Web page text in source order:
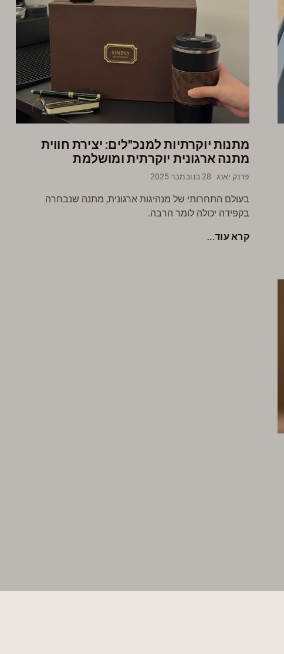
מתנות יוקרתיות למנכ"לים: יצירת חווית
מתנה ארגונית יוקרתית ומושלמת
פרנק יאנג
בעולם התחרותי של מנהיגות ארגונית, מתנה שנבחרה
בקפידה יכולה לומר הרבה.
קרא עוד...